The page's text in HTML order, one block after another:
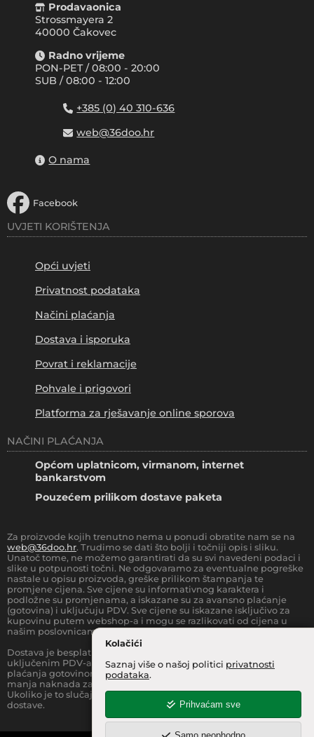
Kolačići
Saznaj više o našoj politici privatnosti
podataka.
Prihvaćam sve
Prodavaonica
Strossmayera 2
40000 Čakovec
Radno vrijeme
PON-PET / 08:00 - 20:00
SUB / 08:00 - 12:00
+385 (0) 40 310-636
web@36doo.hr
O nama
Facebook
UVJETI KORIŠTENJA
Opći uvjeti
Privatnost podataka
Načini plaćanja
Dostava i isporuka
Povrat i reklamacije
Pohvale i prigovori
Platforma za rješavanje online sporova
NAČINI PLAĆANJA
Općom uplatnicom, virmanom, internet
bankarstvom
Pouzećem prilikom dostave paketa
Za proizvode kojih trenutno nema u ponudi obratite nam se na
web@36doo.hr. Trudimo se dati što bolji i točniji opis i sliku.
Unatoč tome, ne možemo garantirati da su svi navedeni podaci i
slike u potpunosti točni. Ne odgovaramo za eventualne pogreške
nastale u opisu proizvoda, greške prilikom štampanja te
promjene cijena. Sve cijene su informativnog karaktera i
podložne su promjenama, a iskazane su za avansno plaćanje
(gotovina) i uključuju PDV. Sve cijene su iskazane isključivo za
kupovinu putem webshop-a i mogu se razlikovati od cijena u
našim poslovnicama.
Dostava je besplatna za sve narudžbe iznad
uključenim PDV-a) za Zonu 1 (cijela RH, osim otoka).Prilikom
plaćanja gotovinom pri dostavi robe na kućnu adresu, moguća je
manja naknada za rad sa gotovinom na strani dostavne službe.
Ukoliko je to slučaj, to je jasno označeno pri samom iznosu
dostave.